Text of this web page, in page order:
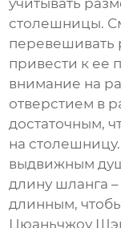
учитывать
столешницы.
перевешивать
привести к ее
внимание на
отверстием в
достаточным,
на
выдвижным
длину шланга
длинным,
Цюаньчжоу